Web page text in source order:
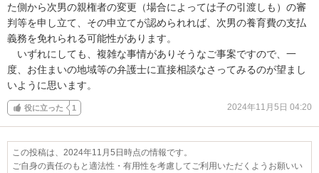
た側から次男の親権者の変更（場合によっては子の引渡しも）の審
判等を申し立て、その申立てが認められれば、次男の養育費の支払
義務を免れられる可能性があります。
いずれにしても、複雑な事情がありそうなご事案ですので、一
度、お住まいの地域等の弁護士に直接相談なさってみるのが望まし
いように思います。
役に立った 1 2024年11月5日 04:20
この投稿は、2024年11月5日時点の情報です。
ご自身の責任のもと適法性・有用性を考慮してご利用いただくようお願いい